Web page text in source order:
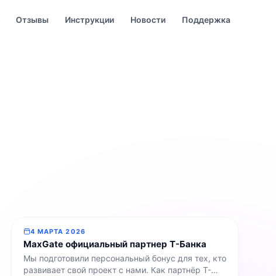
Отзывы Инструкции Новости Поддержка
4 МАРТА 2026
MaxGate официальный партнер Т-Банка
Мы подготовили персональный бонус для тех, кто
развивает свой проект с нами. Как партнёр Т-